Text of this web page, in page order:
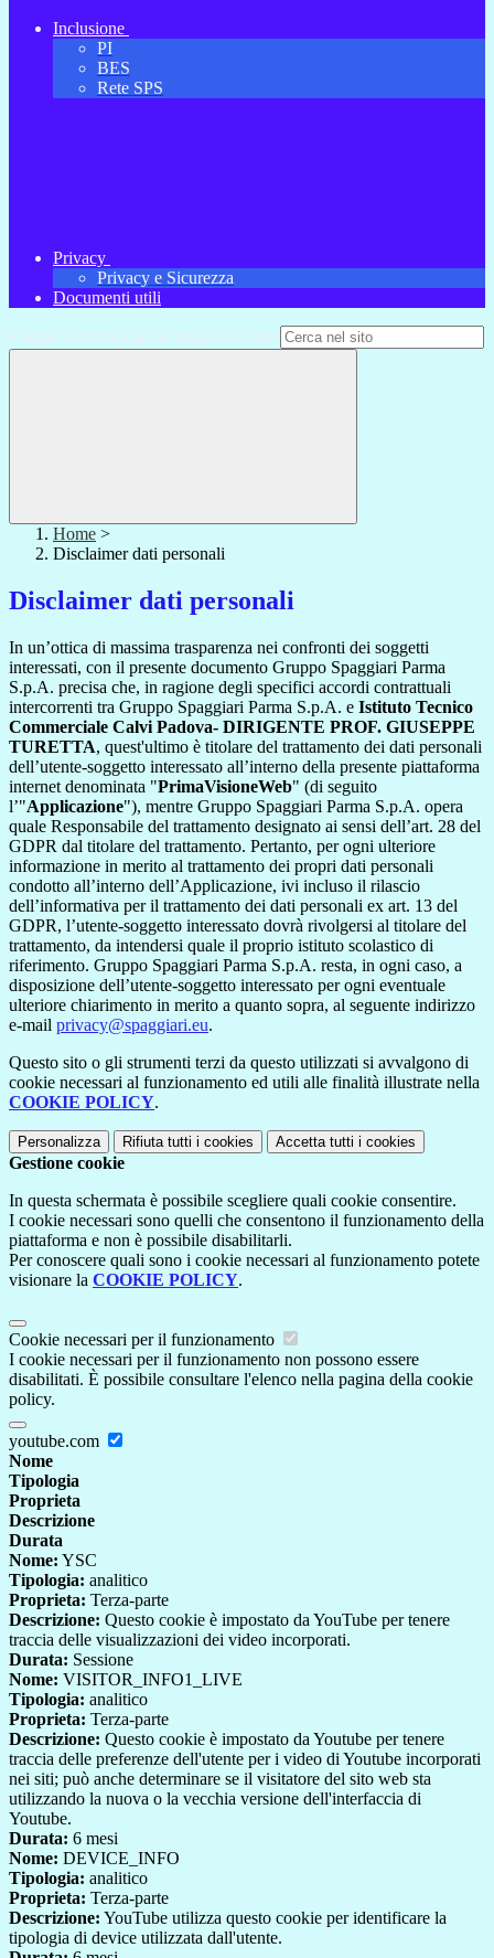
Inclusione
PI
BES
Rete SPS
Privacy
Privacy e Sicurezza
Documenti utili
Campo di ricerca per le pagine del sito
Home >
Disclaimer dati personali
Disclaimer dati personali
In un’ottica di massima trasparenza nei confronti dei soggetti
interessati, con il presente documento Gruppo Spaggiari Parma
S.p.A. precisa che, in ragione degli specifici accordi contrattuali
intercorrenti tra Gruppo Spaggiari Parma S.p.A. e Istituto Tecnico
Commerciale Calvi Padova- DIRIGENTE PROF. GIUSEPPE
TURETTA, quest'ultimo è titolare del trattamento dei dati personali
dell’utente-soggetto interessato all’interno della presente piattaforma
internet denominata "PrimaVisioneWeb" (di seguito
l’"Applicazione"), mentre Gruppo Spaggiari Parma S.p.A. opera
quale Responsabile del trattamento designato ai sensi dell’art. 28 del
GDPR dal titolare del trattamento. Pertanto, per ogni ulteriore
informazione in merito al trattamento dei propri dati personali
condotto all’interno dell’Applicazione, ivi incluso il rilascio
dell’informativa per il trattamento dei dati personali ex art. 13 del
GDPR, l’utente-soggetto interessato dovrà rivolgersi al titolare del
trattamento, da intendersi quale il proprio istituto scolastico di
riferimento. Gruppo Spaggiari Parma S.p.A. resta, in ogni caso, a
disposizione dell’utente-soggetto interessato per ogni eventuale
ulteriore chiarimento in merito a quanto sopra, al seguente indirizzo
e-mail privacy@spaggiari.eu.
Questo sito o gli strumenti terzi da questo utilizzati si avvalgono di
cookie necessari al funzionamento ed utili alle finalità illustrate nella
COOKIE POLICY.
Personalizza Rifiuta tutti i cookies Accetta tutti i cookies
Gestione cookie
In questa schermata è possibile scegliere quali cookie consentire.
I cookie necessari sono quelli che consentono il funzionamento della
piattaforma e non è possibile disabilitarli.
Per conoscere quali sono i cookie necessari al funzionamento potete
visionare la COOKIE POLICY.
Cookie necessari per il funzionamento
I cookie necessari per il funzionamento non possono essere
disabilitati. È possibile consultare l'elenco nella pagina della cookie
policy.
youtube.com
Nome
Tipologia
Proprieta
Descrizione
Durata
Nome: YSC
Tipologia: analitico
Proprieta: Terza-parte
Descrizione: Questo cookie è impostato da YouTube per tenere
traccia delle visualizzazioni dei video incorporati.
Durata: Sessione
Nome: VISITOR_INFO1_LIVE
Tipologia: analitico
Proprieta: Terza-parte
Descrizione: Questo cookie è impostato da Youtube per tenere
traccia delle preferenze dell'utente per i video di Youtube incorporati
nei siti; può anche determinare se il visitatore del sito web sta
utilizzando la nuova o la vecchia versione dell'interfaccia di
Youtube.
Durata: 6 mesi
Nome: DEVICE_INFO
Tipologia: analitico
Proprieta: Terza-parte
Descrizione: YouTube utilizza questo cookie per identificare la
tipologia di device utilizzata dall'utente.